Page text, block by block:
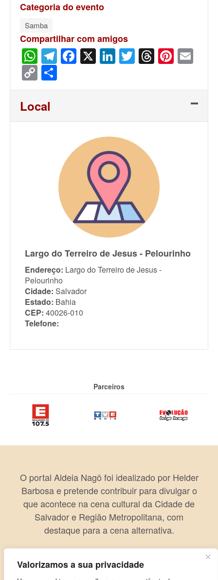
Valorizamos a sua privacidade
Categoria do evento
Samba
Compartilhar com amigos
WhatsApp
Telegram
Facebook
X LinkedIn
Twitter
Threads
Copy
Link
Local
Largo do Terreiro de Jesus - Pelourinho
Endereço: Largo do Terreiro de Jesus -
Pelourinho
Cidade: Salvador
Estado: Bahia
CEP: 40026-010
Telefone:
Parceiros
O portal Aldeia Nagô foi idealizado por Helder
Barbosa e pretende contribuir para divulgar o
que acontece na cena cultural da Cidade de
Salvador e Região Metropolitana, com
destaque para a cena alternativa.